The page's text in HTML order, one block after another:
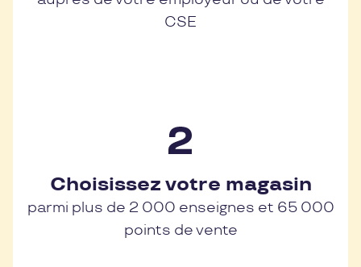
CSE
Choisissez votre magasin
parmi plus de 2 000 enseignes et 65 000
points de vente